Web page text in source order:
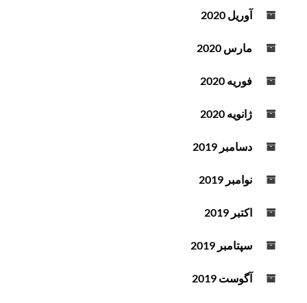
آوریل 2020
مارس 2020
فوریه 2020
ژانویه 2020
دسامبر 2019
نوامبر 2019
اکتبر 2019
سپتامبر 2019
آگوست 2019